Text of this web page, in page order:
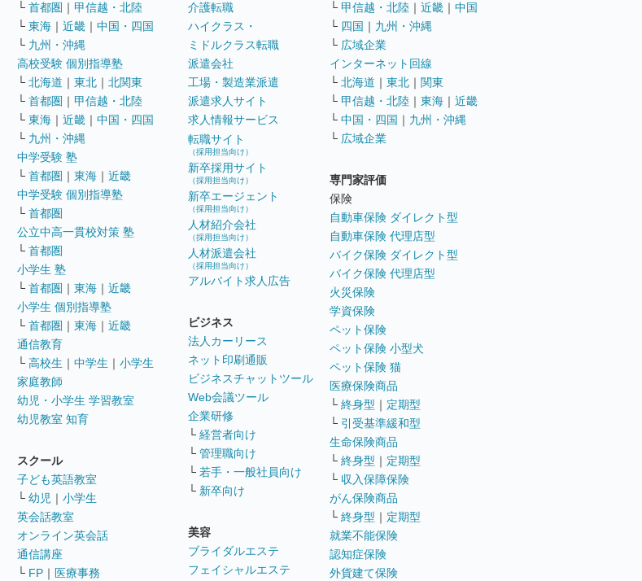
└ 首都圏 ｜ 甲信越・北陸
└ 東海 ｜ 近畿 ｜ 中国・四国
└ 九州・沖縄
高校受験 個別指導塾
└ 北海道 ｜ 東北 ｜ 北関東
└ 首都圏 ｜ 甲信越・北陸
└ 東海 ｜ 近畿 ｜ 中国・四国
└ 九州・沖縄
中学受験 塾
└ 首都圏 ｜ 東海 ｜ 近畿
中学受験 個別指導塾
└ 首都圏
公立中高一貫校対策 塾
└ 首都圏
小学生 塾
└ 首都圏 ｜ 東海 ｜ 近畿
小学生 個別指導塾
└ 首都圏 ｜ 東海 ｜ 近畿
通信教育
└ 高校生 ｜ 中学生 ｜ 小学生
家庭教師
幼児・小学生 学習教室
幼児教室 知育
スクール
子ども英語教室
└ 幼児 ｜ 小学生
英会話教室
オンライン英会話
通信講座
└ FP ｜ 医療事務
介護転職
ハイクラス・
ミドルクラス転職
派遣会社
工場・製造業派遣
派遣求人サイト
求人情報サービス
転職サイト
（採用担当向け）
新卒採用サイト
（採用担当向け）
新卒エージェント
（採用担当向け）
人材紹介会社
（採用担当向け）
人材派遣会社
（採用担当向け）
アルバイト求人広告
ビジネス
法人カーリース
ネット印刷通販
ビジネスチャットツール
Web会議ツール
企業研修
└ 経営者向け
└ 管理職向け
└ 若手・一般社員向け
└ 新卒向け
美容
ブライダルエステ
フェイシャルエステ
└ 甲信越・北陸 ｜ 近畿 ｜ 中国
└ 四国 ｜ 九州・沖縄
└ 広域企業
インターネット回線
└ 北海道 ｜ 東北 ｜ 関東
└ 甲信越・北陸 ｜ 東海 ｜ 近畿
└ 中国・四国 ｜ 九州・沖縄
└ 広域企業
専門家評価
保険
自動車保険 ダイレクト型
自動車保険 代理店型
バイク保険 ダイレクト型
バイク保険 代理店型
火災保険
学資保険
ペット保険
ペット保険 小型犬
ペット保険 猫
医療保険商品
└ 終身型 ｜ 定期型
└ 引受基準緩和型
生命保険商品
└ 終身型 ｜ 定期型
└ 収入保障保険
がん保険商品
└ 終身型 ｜ 定期型
就業不能保険
認知症保険
外貨建て保険